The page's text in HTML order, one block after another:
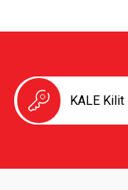
KALE Kilit